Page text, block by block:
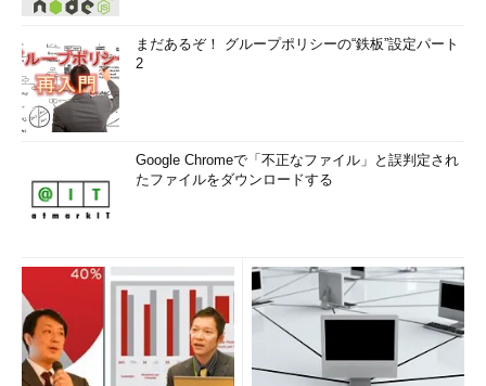
まだあるぞ！ グループポリシーの“鉄板”設定パート
2
Google Chromeで「不正なファイル」と誤判定され
たファイルをダウンロードする